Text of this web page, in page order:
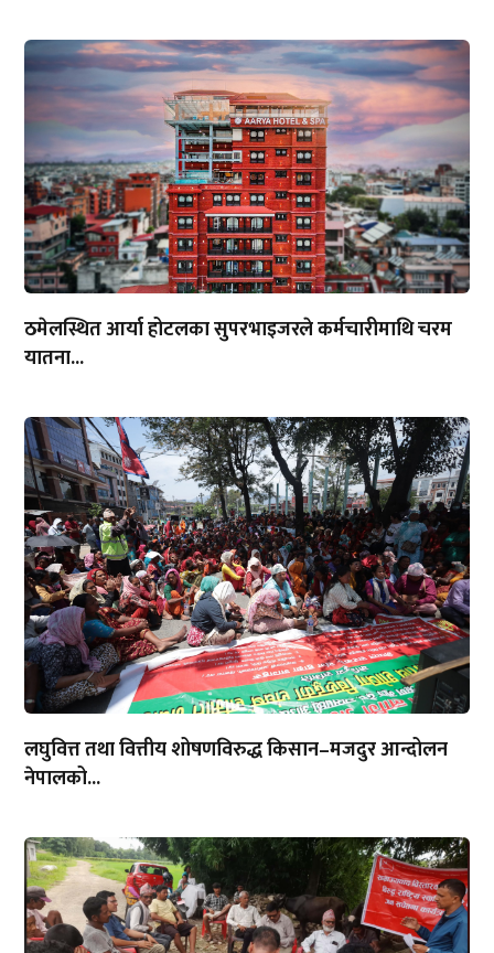
ठमेलस्थित आर्या होटलका सुपरभाइजरले कर्मचारीमाथि चरम
यातना...
लघुवित्त तथा वित्तीय शोषणविरुद्ध किसान–मजदुर आन्दोलन
नेपालको...